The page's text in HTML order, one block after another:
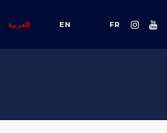
FR
EN العربية